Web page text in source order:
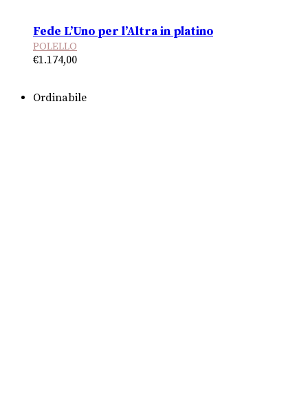
Fede L’Uno per l’Altra in platino
POLELLO
€1.174,00
Ordinabile